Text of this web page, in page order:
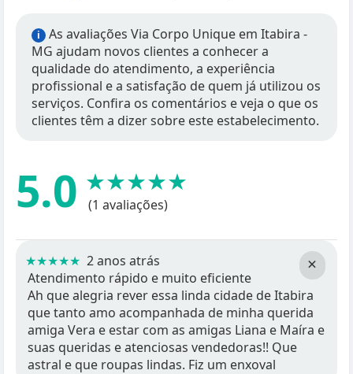
i
As avaliações Via Corpo Unique em Itabira -
MG ajudam novos clientes a conhecer a
qualidade do atendimento, a experiência
profissional e a satisfação de quem já utilizou os
serviços. Confira os comentários e veja o que os
clientes têm a dizer sobre este estabelecimento.
5.0 ★★★★★
(1 avaliações)
×
★★★★★ 2 anos atrás
Atendimento rápido e muito eficiente
Ah que alegria rever essa linda cidade de Itabira
que tanto amo acompanhada de minha querida
amiga Vera e estar com as amigas Liana e Maíra e
suas queridas e atenciosas vendedoras!! Que
astral e que roupas lindas. Fiz um enxoval